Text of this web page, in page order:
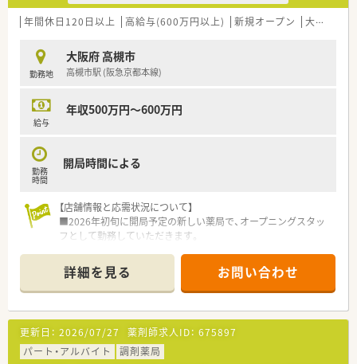
年間休日120日以上 高給与(600万円以上) 新規オープン 大手チェーン以外
勤務地
大阪府 高槻市
高槻市駅 (阪急京都本線)
給与
年収500万円～600万円
勤務
時間
開局時間による
【店舗情報と応需状況について】
■2026年初旬に開局予定の新しい薬局で、オープニングスタッ
フとして勤務していただきます。
宅医療を専門に扱います。
■業務はグループ会社が運営する高齢者施設が中心で、高槻市4
施設と茨木市1施設を担当予定です。
【募集背景と求める人物像について】
■新規開局に伴い、薬局の立ち上げから関わっていただく正社員
の薬剤師を2名募集しています。
詳細を見る お問い合わせ
更新日： 2026/07/27 薬剤師求人ID： 675897
パート・アルバイト
調剤薬局